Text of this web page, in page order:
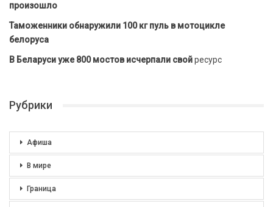
произошло
Таможенники обнаружили 100 кг пуль в мотоцикле
белоруса
В Беларуси уже 800 мостов исчерпали свойресурс
Рубрики
Афиша
В мире
Граница